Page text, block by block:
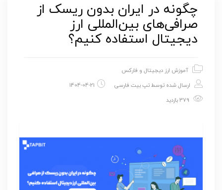
چگونه در ایران بدون ریسک از
صرافی‌های بین‌المللی ارز
دیجیتال استفاده کنیم؟
آموزش ارز دیجیتال و فارکس
ارسال شده توسطتپ بیت فارسی
1404-04-21